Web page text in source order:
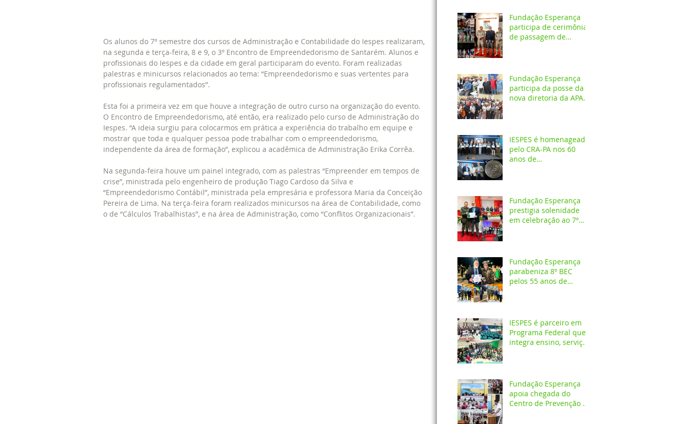
Os alunos do 7º semestre dos cursos de Administração e Contabilidade do Iespes realizaram,
na segunda e terça-feira, 8 e 9, o 3º Encontro de Empreendedorismo de Santarém. Alunos e
profissionais do Iespes e da cidade em geral participaram do evento. Foram realizadas
palestras e minicursos relacionados ao tema: “Empreendedorismo e suas vertentes para
profissionais regulamentados”.
Esta foi a primeira vez em que houve a integração de outro curso na organização do evento.
O Encontro de Empreendedorismo, até então, era realizado pelo curso de Administração do
Iespes. “A ideia surgiu para colocarmos em prática a experiência do trabalho em equipe e
mostrar que toda e qualquer pessoa pode trabalhar com o empreendedorismo,
independente da área de formação”, explicou a acadêmica de Administração Erika Corrêa.
Na segunda-feira houve um painel integrado, com as palestras “Empreender em tempos de
crise”, ministrada pelo engenheiro de produção Tiago Cardoso da Silva e
“Empreendedorismo Contábil”, ministrada pela empresária e professora Maria da Conceição
Pereira de Lima. Na terça-feira foram realizados minicursos na área de Contabilidade, como
o de “Cálculos Trabalhistas”, e na área de Administração, como “Conflitos Organizacionais”.
Fundação Esperança
participa de cerimônia
de passagem de
Fundação Esperança
participa da posse da
nova diretoria da APAE
IESPES é homenageado
pelo CRA-PA nos 60
anos de
Fundação Esperança
prestigia solenidade
em celebração ao 7º
Fundação Esperança
parabeniza 8º BEC
pelos 55 anos de
IESPES é parceiro em
Programa Federal que
integra ensino, serviços
do SUS
Fundação Esperança
apoia chegada do
Centro de Prevenção do